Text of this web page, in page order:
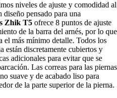
niveles de ajuste y comodidad al
pensado para una
Zhik T5 ofrece 8 puntos de ajuste
de la barra del arnés, por lo que
el más mínimo detalle. Todos los
están discretamente cubiertos y
adicionales para evitar que se
Las correas para las piernas
suave y de acabado liso para
de la parte superior de la pierna.